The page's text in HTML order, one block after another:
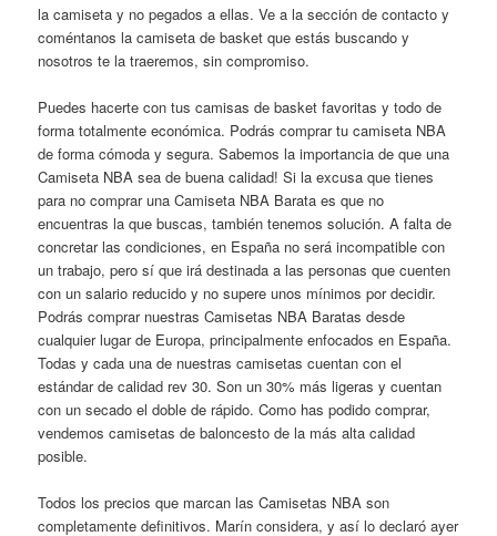
la camiseta y no pegados a ellas. Ve a la sección de contacto y
coméntanos la camiseta de basket que estás buscando y
nosotros te la traeremos, sin compromiso.
Puedes hacerte con tus camisas de basket favoritas y todo de
forma totalmente económica. Podrás comprar tu camiseta NBA
de forma cómoda y segura. Sabemos la importancia de que una
Camiseta NBA sea de buena calidad! Si la excusa que tienes
para no comprar una Camiseta NBA Barata es que no
encuentras la que buscas, también tenemos solución. A falta de
concretar las condiciones, en España no será incompatible con
un trabajo, pero sí que irá destinada a las personas que cuenten
con un salario reducido y no supere unos mínimos por decidir.
Podrás comprar nuestras Camisetas NBA Baratas desde
cualquier lugar de Europa, principalmente enfocados en España.
Todas y cada una de nuestras camisetas cuentan con el
estándar de calidad rev 30. Son un 30% más ligeras y cuentan
con un secado el doble de rápido. Como has podido comprar,
vendemos camisetas de baloncesto de la más alta calidad
posible.
Todos los precios que marcan las Camisetas NBA son
completamente definitivos. Marín considera, y así lo declaró ayer